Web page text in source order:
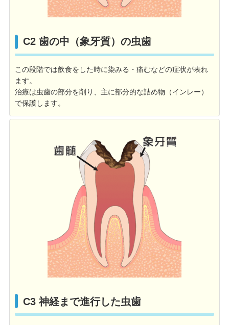
C2 歯の中（象牙質）の虫歯
この段階では飲食をした時に染みる・痛むなどの症状が表れ
ます。
治療は虫歯の部分を削り、主に部分的な詰め物（インレー）
で保護します。
C3 神経まで進行した虫歯